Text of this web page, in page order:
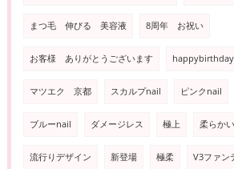
まつ毛 伸びる 美容液 8周年 お祝い
お客様 ありがとうございます happybirthday
マツエク 京都 スカルプnail ピンクnail
ブルーnail ダメージレス 極上 柔らかい
流行りデザイン 新登場 極柔 V3ファン